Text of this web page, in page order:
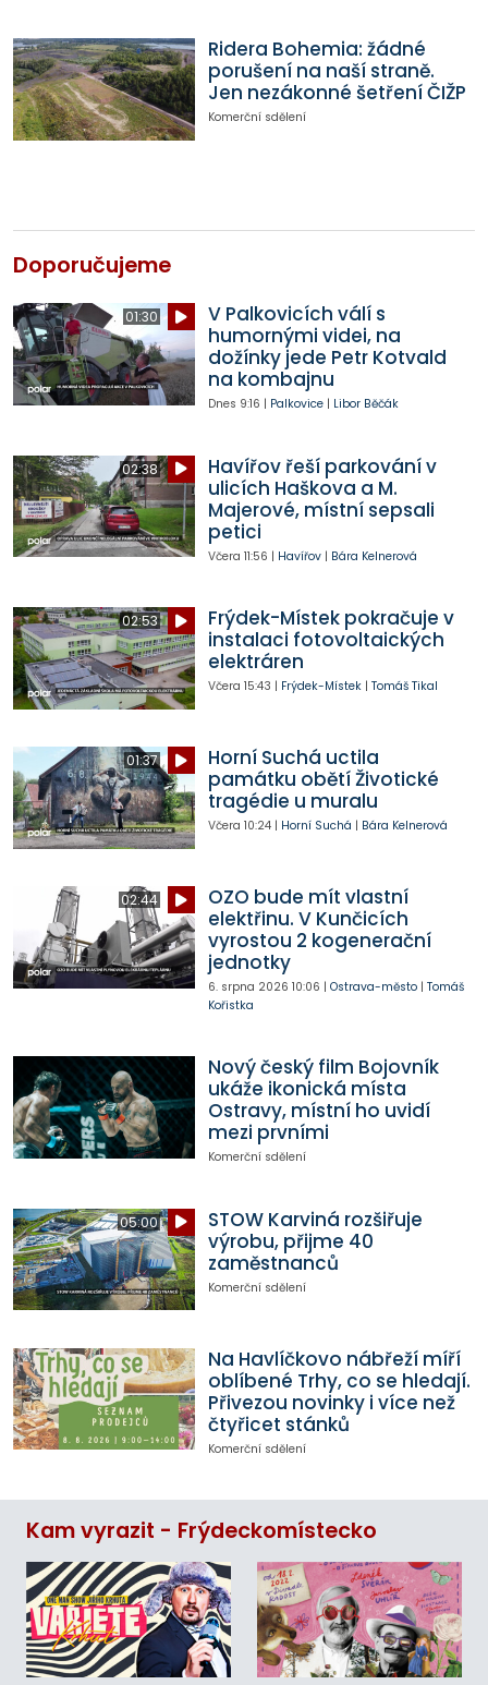
Ridera Bohemia: žádné
porušení na naší straně.
Jen nezákonné šetření ČIŽP
Komerční sdělení
Doporučujeme
01:30
V Palkovicích válí s
humornými videi, na
dožínky jede Petr Kotvald
na kombajnu
Dnes 9:16 | Palkovice| Libor Běčák
02:38
Havířov řeší parkování v
ulicích Haškova a M.
Majerové, místní sepsali
petici
Včera 11:56 | Havířov| Bára Kelnerová
02:53
Frýdek-Místek pokračuje v
instalaci fotovoltaických
elektráren
Včera 15:43 | Frýdek-Místek| Tomáš Tikal
01:37
Horní Suchá uctila
památku obětí Životické
tragédie u muralu
Včera 10:24| Horní Suchá | Bára Kelnerová
02:44
OZO bude mít vlastní
elektřinu. V Kunčicích
vyrostou 2 kogenerační
jednotky
6. srpna 2026 10:06 | Ostrava-město| Tomáš
Kořistka
Nový český film Bojovník
ukáže ikonická místa
Ostravy, místní ho uvidí
mezi prvními
Komerční sdělení
05:00
STOW Karviná rozšiřuje
výrobu, přijme 40
zaměstnanců
Komerční sdělení
Na Havlíčkovo nábřeží míří
oblíbené Trhy, co se hledají.
Přivezou novinky i více než
čtyřicet stánků
Komerční sdělení
Kam vyrazit - Frýdeckomístecko